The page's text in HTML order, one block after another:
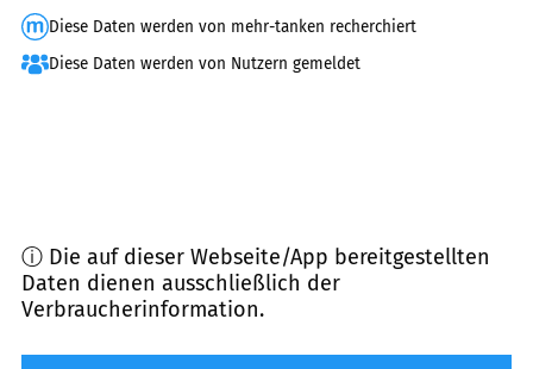
Diese Daten werden von mehr-tanken recherchiert
Diese Daten werden von Nutzern gemeldet
ⓘ Die auf dieser Webseite/App bereitgestellten
Daten dienen ausschließlich der
Verbraucherinformation.